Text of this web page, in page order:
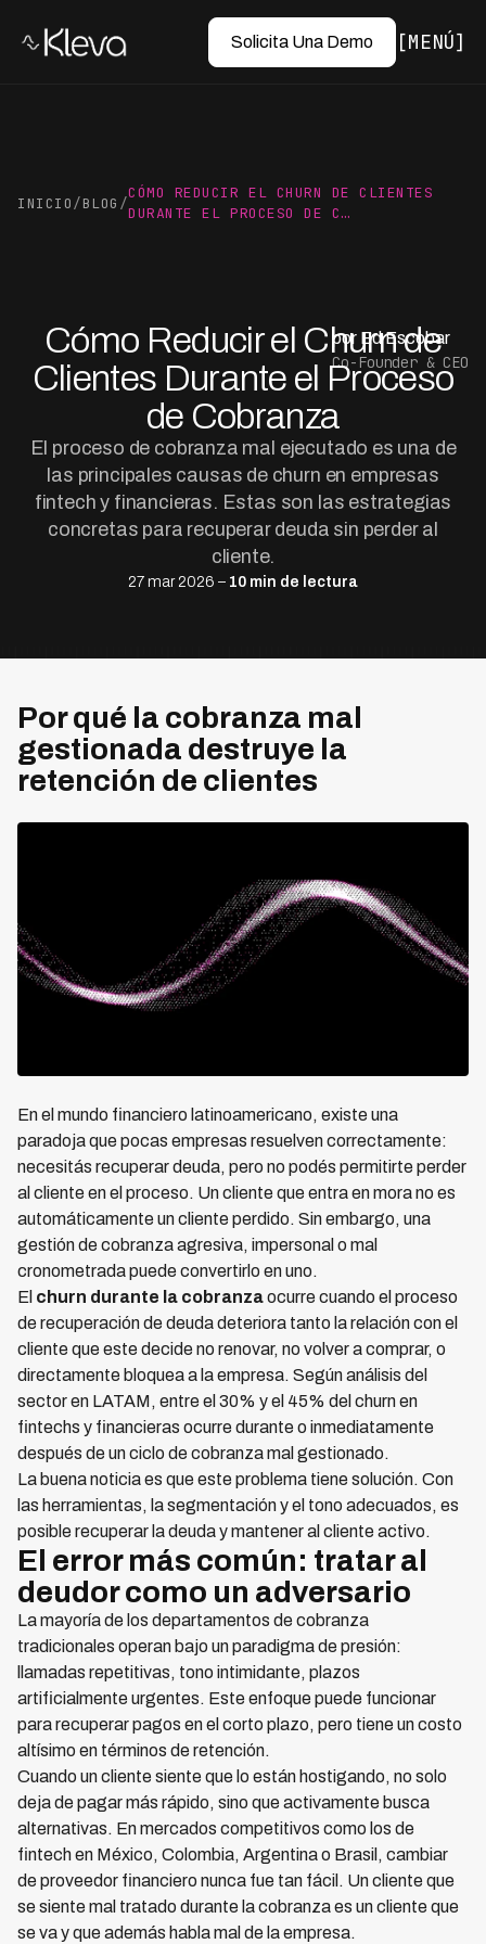
Solicita Una Demo MENÚ
INICIO/BLOG /
CÓMO REDUCIR EL CHURN DE CLIENTES
DURANTE EL PROCESO DE C…
Cómo Reducir el Churn de
Clientes Durante el Proceso
de Cobranza
El proceso de cobranza mal ejecutado es una de
las principales causas de churn en empresas
fintech y financieras. Estas son las estrategias
concretas para recuperar deuda sin perder al
cliente.
27 mar 2026 – 10 min de lectura
por Ed Escobar
Co-Founder & CEO
Por qué la cobranza mal
gestionada destruye la
retención de clientes
En el mundo financiero latinoamericano, existe una
paradoja que pocas empresas resuelven correctamente:
necesitás recuperar deuda, pero no podés permitirte perder
al cliente en el proceso. Un cliente que entra en mora no es
automáticamente un cliente perdido. Sin embargo, una
gestión de cobranza agresiva, impersonal o mal
cronometrada puede convertirlo en uno.
El churn durante la cobranzaocurre cuando el proceso
de recuperación de deuda deteriora tanto la relación con el
cliente que este decide no renovar, no volver a comprar, o
directamente bloquea a la empresa. Según análisis del
sector en LATAM, entre el 30% y el 45% del churn en
fintechs y financieras ocurre durante o inmediatamente
después de un ciclo de cobranza mal gestionado.
La buena noticia es que este problema tiene solución. Con
las herramientas, la segmentación y el tono adecuados, es
posible recuperar la deuda y mantener al cliente activo.
El error más común: tratar al
deudor como un adversario
La mayoría de los departamentos de cobranza
tradicionales operan bajo un paradigma de presión:
llamadas repetitivas, tono intimidante, plazos
artificialmente urgentes. Este enfoque puede funcionar
para recuperar pagos en el corto plazo, pero tiene un costo
altísimo en términos de retención.
Cuando un cliente siente que lo están hostigando, no solo
deja de pagar más rápido, sino que activamente busca
alternativas. En mercados competitivos como los de
fintech en México, Colombia, Argentina o Brasil, cambiar
de proveedor financiero nunca fue tan fácil. Un cliente que
se siente mal tratado durante la cobranza es un cliente que
se va y que además habla mal de la empresa.